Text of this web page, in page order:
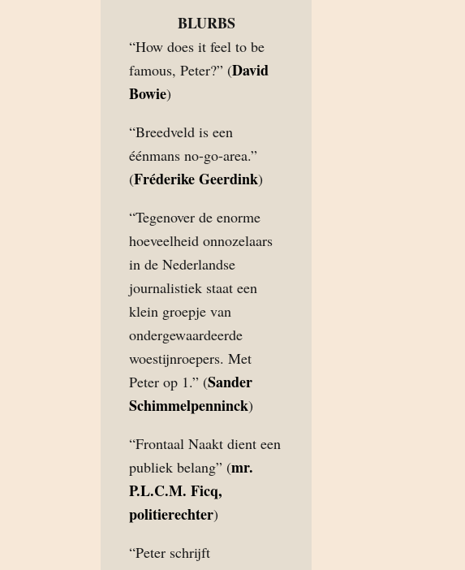
BLURBS
“How does it feel to be
famous, Peter?” (David
Bowie)
“Breedveld is een
éénmans no-go-area.”
(Fréderike Geerdink)
“Tegenover de enorme
hoeveelheid onnozelaars
in de Nederlandse
journalistiek staat een
klein groepje van
ondergewaardeerde
woestijnroepers. Met
Peter op 1.” (Sander
Schimmelpenninck)
“Frontaal Naakt dient een
publiek belang” (mr.
P.L.C.M. Ficq,
politierechter)
“Peter schrijft